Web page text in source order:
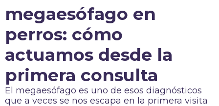
megaesófago en
perros: cómo
actuamos desde la
primera consulta
El megaesófago es uno de esos diagnósticos
que a veces se nos escapa en la primera visita